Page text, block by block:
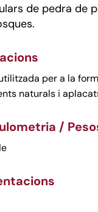
de pedra de
per a la
naturals i
/